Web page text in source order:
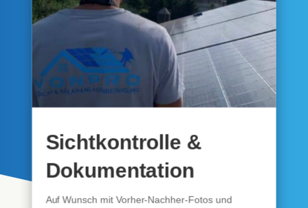
Sichtkontrolle &
Dokumentation
Auf Wunsch mit Vorher-Nachher-Fotos und